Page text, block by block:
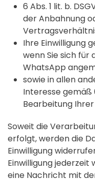
6 Abs. 1 lit. b.
der Anbahnung
Ihre Einwilligung
wenn Sie sich
WhatsApp
sowie in allen
Interesse gemäß
Bearbeitung
Soweit die
erfolgt, werden die
Einwilligung
Einwilligung jederzeit
eine Nachricht mit